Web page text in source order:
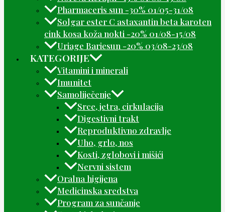
Pharmaceris sun -30% 01/05-31/08
Solgar ester C astaxantin beta karoten
cink kosa koža nokti -20% 01/08-15/08
Uriage Bariesun -20% 03/08-23/08
KATEGORIJE
Vitamini i minerali
Imunitet
Samoliječenje
Srce, jetra, cirkulacija
Digestivni trakt
Reproduktivno zdravlje
Uho, grlo, nos
Kosti, zglobovi i mišići
Nervni sistem
Oralna higijena
Medicinska sredstva
Program za sunčanje